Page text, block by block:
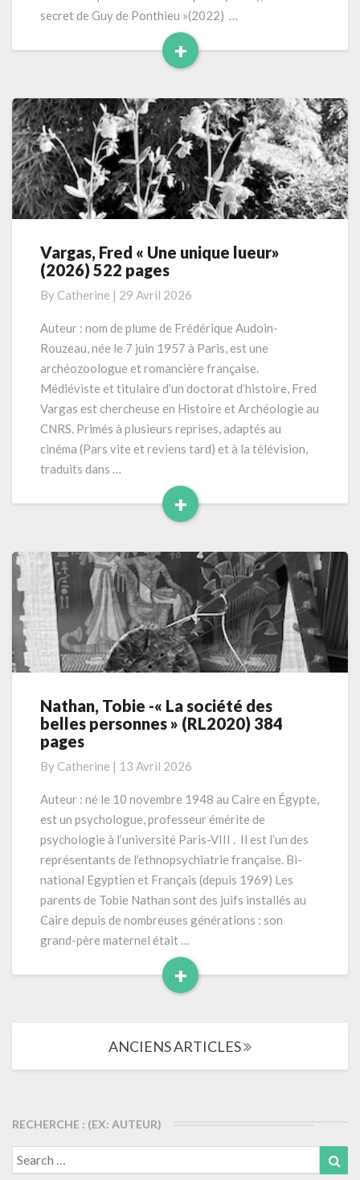
pages
secret de Guy de Ponthieu »(2022) …
+
Read
Vargas,
Fred
unique
lueur»
522
pages
Vargas, Fred « Une unique lueur»
(2026) 522 pages
By Catherine | 29 Avril 2026
Auteur : nom de plume de Frédérique Audoin-
Rouzeau, née le 7 juin 1957 à Paris, est une
archéozoologue et romancière française.
Médiéviste et titulaire d’un doctorat d’histoire, Fred
Vargas est chercheuse en Histoire et Archéologie au
CNRS. Primés à plusieurs reprises, adaptés au
cinéma (Pars vite et reviens tard) et à la télévision,
traduits dans …
+
Read
Nathan,
Tobie
-« La
des
belles
(RL2020)
384
pages
Nathan, Tobie -« La société des
belles personnes » (RL2020) 384
pages
By Catherine | 13 Avril 2026
Auteur : né le 10 novembre 1948 au Caire en Égypte,
est un psychologue, professeur émérite de
psychologie à l’université Paris-VIII . Il est l’un des
représentants de l’ethnopsychiatrie française. Bi-
national Egyptien et Français (depuis 1969) Les
parents de Tobie Nathan sont des juifs installés au
Caire depuis de nombreuses générations : son
grand-père maternel était …
+
Read
les
ANCIENS ARTICLES
RECHERCHE : (EX: AUTEUR)
Search
for: